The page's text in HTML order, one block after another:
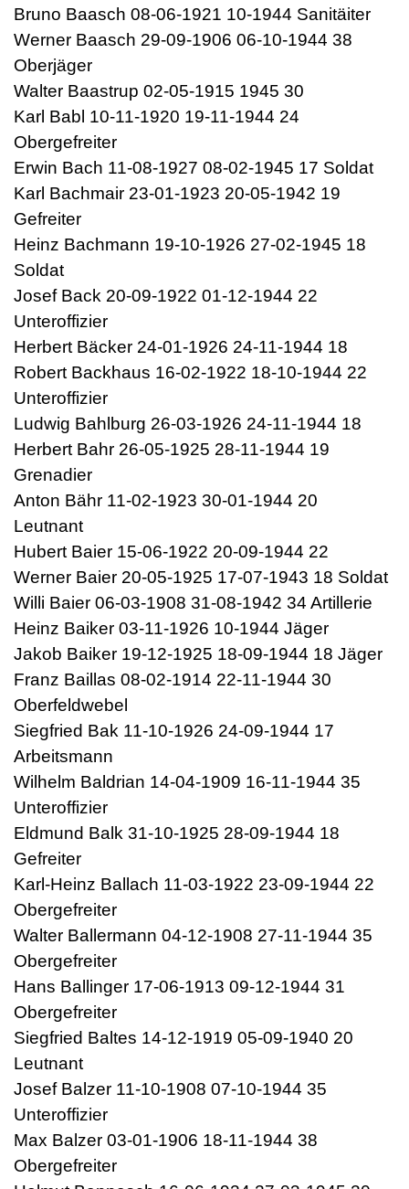
Bruno Baasch 08-06-1921 10-1944 Sanitäiter
Werner Baasch 29-09-1906 06-10-1944 38
Oberjäger
Walter Baastrup 02-05-1915 1945 30
Karl Babl 10-11-1920 19-11-1944 24
Obergefreiter
Erwin Bach 11-08-1927 08-02-1945 17 Soldat
Karl Bachmair 23-01-1923 20-05-1942 19
Gefreiter
Heinz Bachmann 19-10-1926 27-02-1945 18
Soldat
Josef Back 20-09-1922 01-12-1944 22
Unteroffizier
Herbert Bäcker 24-01-1926 24-11-1944 18
Robert Backhaus 16-02-1922 18-10-1944 22
Unteroffizier
Ludwig Bahlburg 26-03-1926 24-11-1944 18
Herbert Bahr 26-05-1925 28-11-1944 19
Grenadier
Anton Bähr 11-02-1923 30-01-1944 20
Leutnant
Hubert Baier 15-06-1922 20-09-1944 22
Werner Baier 20-05-1925 17-07-1943 18 Soldat
Willi Baier 06-03-1908 31-08-1942 34 Artillerie
Heinz Baiker 03-11-1926 10-1944 Jäger
Jakob Baiker 19-12-1925 18-09-1944 18 Jäger
Franz Baillas 08-02-1914 22-11-1944 30
Oberfeldwebel
Siegfried Bak 11-10-1926 24-09-1944 17
Arbeitsmann
Wilhelm Baldrian 14-04-1909 16-11-1944 35
Unteroffizier
Eldmund Balk 31-10-1925 28-09-1944 18
Gefreiter
Karl-Heinz Ballach 11-03-1922 23-09-1944 22
Obergefreiter
Walter Ballermann 04-12-1908 27-11-1944 35
Obergefreiter
Hans Ballinger 17-06-1913 09-12-1944 31
Obergefreiter
Siegfried Baltes 14-12-1919 05-09-1940 20
Leutnant
Josef Balzer 11-10-1908 07-10-1944 35
Unteroffizier
Max Balzer 03-01-1906 18-11-1944 38
Obergefreiter